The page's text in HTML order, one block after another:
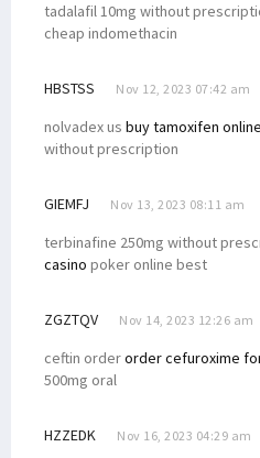
tadalafil 10mg without
cheap indomethacin
HBSTSS Nov 12, 2023 07:42 am
nolvadex us buy tamoxifen online
without prescription
GIEMFJ Nov 13, 2023 08:11 am
terbinafine 250mg without
casino poker online best
ZGZTQV Nov 14, 2023 12:26 am
ceftin orderorder cefuroxime
500mg oral
HZZEDK Nov 16, 2023 04:29 am